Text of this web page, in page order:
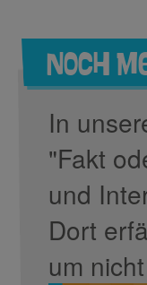
Noch
In
"Fakt
und
Dort
um